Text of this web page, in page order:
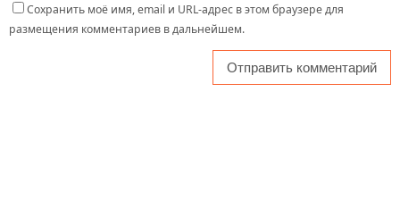
Сохранить моё имя, email и URL-адрес в этом браузере для
размещения комментариев в дальнейшем.